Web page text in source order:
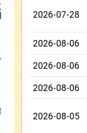
開新視窗)
開新視窗)
2026-07-28
2026-08-06
2026-08-06
2026-08-06
2026-08-05